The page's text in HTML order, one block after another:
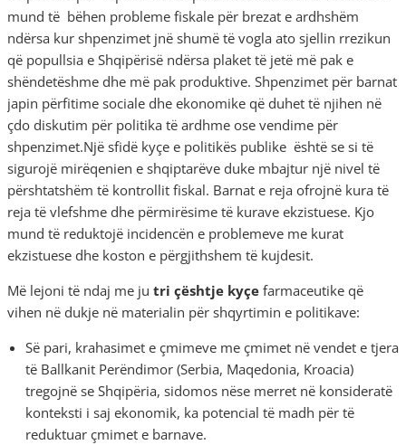
mund të bëhen probleme fiskale për brezat e ardhshëm
ndërsa kur shpenzimet jnë shumë të vogla ato sjellin rrezikun
që popullsia e Shqipërisë ndërsa plaket të jetë më pak e
shëndetëshme dhe më pak produktive. Shpenzimet për barnat
japin përfitime sociale dhe ekonomike që duhet të njihen në
çdo diskutim për politika të ardhme ose vendime për
shpenzimet.Një sfidë kyçe e politikës publike është se si të
sigurojë mirëqenien e shqiptarëve duke mbajtur një nivel të
përshtatshëm të kontrollit fiskal. Barnat e reja ofrojnë kura të
reja të vlefshme dhe përmirësime të kurave ekzistuese. Kjo
mund të reduktojë incidencën e problemeve me kurat
ekzistuese dhe koston e përgjithshem të kujdesit.
Më lejoni të ndaj me ju tri çështje kyçe farmaceutike që
vihen në dukje në materialin për shqyrtimin e politikave:
Së pari, krahasimet e çmimeve me çmimet në vendet e tjera
të Ballkanit Perëndimor (Serbia, Maqedonia, Kroacia)
tregojnë se Shqipëria, sidomos nëse merret në konsideratë
konteksti i saj ekonomik, ka potencial të madh për të
reduktuar çmimet e barnave.